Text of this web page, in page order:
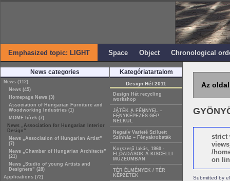
Emphasized topic: LIGHT Space Object Chronological
News categories
News (112)
News (45)
Homepage News (3)
Association of Hungarian Furniture and
Woodworking Industries (1)
MOME hírek (7)
News „Association for Hungarian Interior
Design”
News „Association of Hungarian Artist”
(7)
News „Chamber of Hungarian Architects”
(21)
News „Studio of young Artists and
Designers” (28)
Applications (72)
Kategóriatartalom
Design Hét 2011
Design Hét recycling
workshop
JÁTÉK A FÉNNYEL –
FÉNYKÉPEZÉS GÉP
NÉLKÜL
Negatív Varieté Sziluett
Színház – Fényakrobaták
Korszerű lakás, 1960 -
ELŐADÁSOK A KISCELLI
MÚZEUMBAN
TÉR ÉLMÉNYEK / TÉR
KÉPZETEK
Az
strict
/
on
Submitted by